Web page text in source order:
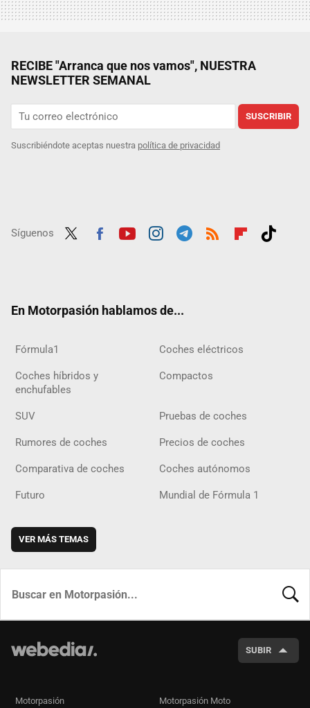
RECIBE "Arranca que nos vamos", NUESTRA
NEWSLETTER SEMANAL
SUSCRIBIR
Suscribiéndote aceptas nuestra política de privacidad
Síguenos
En Motorpasión hablamos de...
Fórmula1 Coches eléctricos
Coches híbridos y
enchufables
Compactos
SUV Pruebas de coches
Rumores de coches Precios de coches
Comparativa de coches Coches autónomos
Futuro Mundial de Fórmula 1
VER MÁS TEMAS
SUBIR
Motorpasión Motorpasión Moto